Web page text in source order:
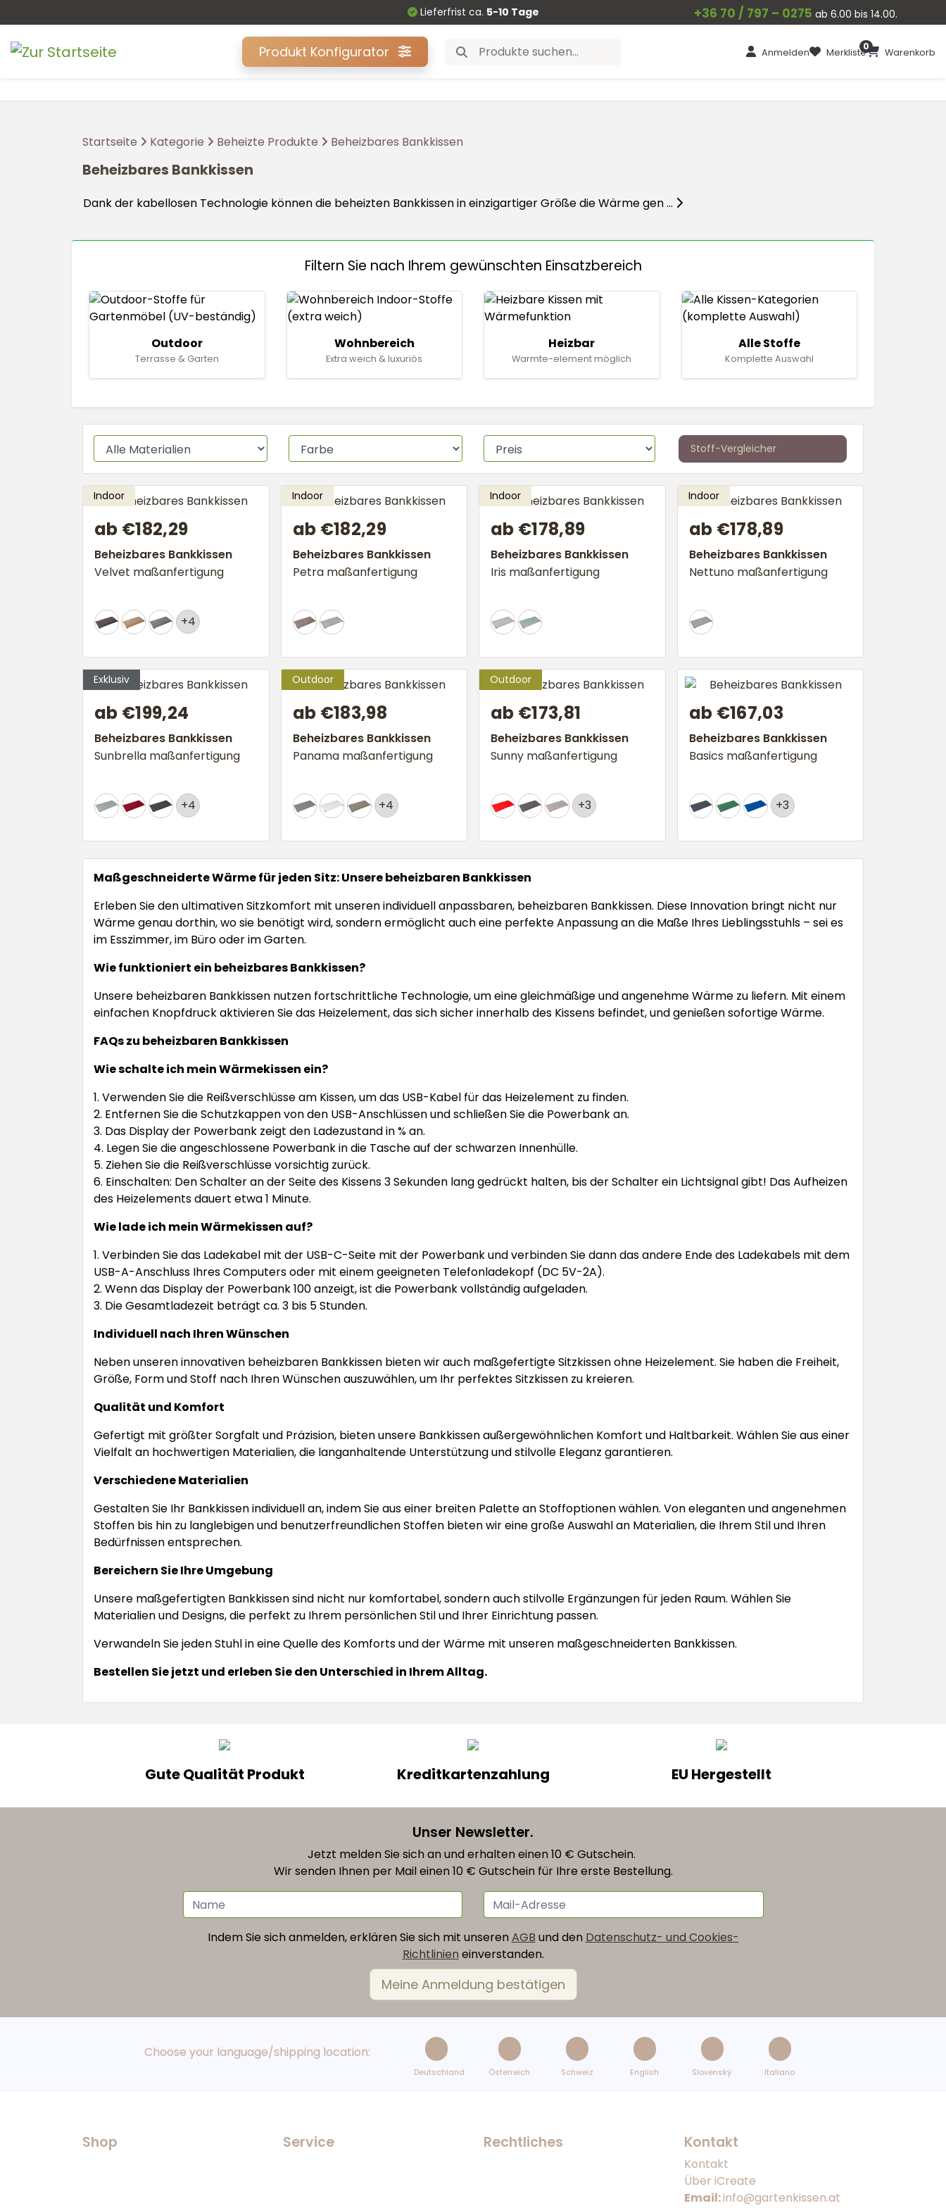
Lieferfrist ca. 5-10 Tage +36 70 / 797 – 0275 ab 6.00 bis 14.00.
Produkt Konfigurator Anmelden Merkliste Warenkorb
0
Startseite Kategorie Beheizte Produkte Beheizbares Bankkissen
Beheizbares Bankkissen
Dank der kabellosen Technologie können die beheizten Bankkissen in einzigartiger Größe die Wärme gen ...
Filtern Sie nach Ihrem gewünschten Einsatzbereich
Outdoor
Terrasse & Garten
Wohnbereich
Extra weich & luxuriös
Heizbar
Warmte-element möglich
Alle Stoffe
Komplette Auswahl
Stoff-Vergleicher
ab €182,29
Beheizbares Bankkissen
Velvet maßanfertigung
+4
ab €182,29
Beheizbares Bankkissen
Petra maßanfertigung
ab €178,89
Beheizbares Bankkissen
Iris maßanfertigung
ab €178,89
Beheizbares Bankkissen
Nettuno maßanfertigung
ab €199,24
Beheizbares Bankkissen
Sunbrella maßanfertigung
+4
ab €183,98
Beheizbares Bankkissen
Panama maßanfertigung
+4
ab €173,81
Beheizbares Bankkissen
Sunny maßanfertigung
+3
ab €167,03
Beheizbares Bankkissen
Basics maßanfertigung
+3
Maßgeschneiderte Wärme für jeden Sitz: Unsere beheizbaren Bankkissen
Erleben Sie den ultimativen Sitzkomfort mit unseren individuell anpassbaren, beheizbaren Bankkissen. Diese Innovation bringt nicht nur
Wärme genau dorthin, wo sie benötigt wird, sondern ermöglicht auch eine perfekte Anpassung an die Maße Ihres Lieblingsstuhls – sei es
im Esszimmer, im Büro oder im Garten.
Wie funktioniert ein beheizbares Bankkissen?
Unsere beheizbaren Bankkissen nutzen fortschrittliche Technologie, um eine gleichmäßige und angenehme Wärme zu liefern. Mit einem
einfachen Knopfdruck aktivieren Sie das Heizelement, das sich sicher innerhalb des Kissens befindet, und genießen sofortige Wärme.
FAQs zu beheizbaren Bankkissen
Wie schalte ich mein Wärmekissen ein?
1. Verwenden Sie die Reißverschlüsse am Kissen, um das USB-Kabel für das Heizelement zu finden.
2. Entfernen Sie die Schutzkappen von den USB-Anschlüssen und schließen Sie die Powerbank an.
3. Das Display der Powerbank zeigt den Ladezustand in % an.
4. Legen Sie die angeschlossene Powerbank in die Tasche auf der schwarzen Innenhülle.
5. Ziehen Sie die Reißverschlüsse vorsichtig zurück.
6. Einschalten: Den Schalter an der Seite des Kissens 3 Sekunden lang gedrückt halten, bis der Schalter ein Lichtsignal gibt! Das Aufheizen
des Heizelements dauert etwa 1 Minute.
Wie lade ich mein Wärmekissen auf?
1. Verbinden Sie das Ladekabel mit der USB-C-Seite mit der Powerbank und verbinden Sie dann das andere Ende des Ladekabels mit dem
USB-A-Anschluss Ihres Computers oder mit einem geeigneten Telefonladekopf (DC 5V-2A).
2. Wenn das Display der Powerbank 100 anzeigt, ist die Powerbank vollständig aufgeladen.
3. Die Gesamtladezeit beträgt ca. 3 bis 5 Stunden.
Individuell nach Ihren Wünschen
Neben unseren innovativen beheizbaren Bankkissen bieten wir auch maßgefertigte Sitzkissen ohne Heizelement. Sie haben die Freiheit,
Größe, Form und Stoff nach Ihren Wünschen auszuwählen, um Ihr perfektes Sitzkissen zu kreieren.
Qualität und Komfort
Gefertigt mit größter Sorgfalt und Präzision, bieten unsere Bankkissen außergewöhnlichen Komfort und Haltbarkeit. Wählen Sie aus einer
Vielfalt an hochwertigen Materialien, die langanhaltende Unterstützung und stilvolle Eleganz garantieren.
Verschiedene Materialien
Gestalten Sie Ihr Bankkissen individuell an, indem Sie aus einer breiten Palette an Stoffoptionen wählen. Von eleganten und angenehmen
Stoffen bis hin zu langlebigen und benutzerfreundlichen Stoffen bieten wir eine große Auswahl an Materialien, die Ihrem Stil und Ihren
Bedürfnissen entsprechen.
Bereichern Sie Ihre Umgebung
Unsere maßgefertigten Bankkissen sind nicht nur komfortabel, sondern auch stilvolle Ergänzungen für jeden Raum. Wählen Sie
Materialien und Designs, die perfekt zu Ihrem persönlichen Stil und Ihrer Einrichtung passen.
Verwandeln Sie jeden Stuhl in eine Quelle des Komforts und der Wärme mit unseren maßgeschneiderten Bankkissen.
Bestellen Sie jetzt und erleben Sie den Unterschied in Ihrem Alltag.
Gute Qualität Produkt Kreditkartenzahlung EU Hergestellt
Unser Newsletter.
Jetzt melden Sie sich an und erhalten einen 10 € Gutschein.
Wir senden Ihnen per Mail einen 10 € Gutschein für Ihre erste Bestellung.
Indem Sie sich anmelden, erklären Sie sich mit unserenAGB und den Datenschutz- und Cookies-
Richtlinien einverstanden.
Choose your language/shipping location:
Deutschland Österreich Schweiz English Slovenský Italiano
Shop Service Rechtliches Kontakt
Kontakt
Über iCreate
Email:info@gartenkissen.at